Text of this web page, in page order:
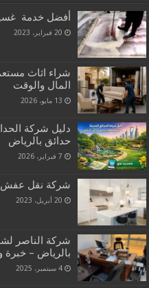
أفضل خدمة
20 فبراير، 2023
شراء اثاث
المال والوقت
13 مايو، 2026
دليل شركة
حدائق بالرياض
7 فبراير، 2026
شركة نقل عفش
20 أبريل، 2023
شركة الناصر
بالرياض – خبرة
4 سبتمبر، 2025